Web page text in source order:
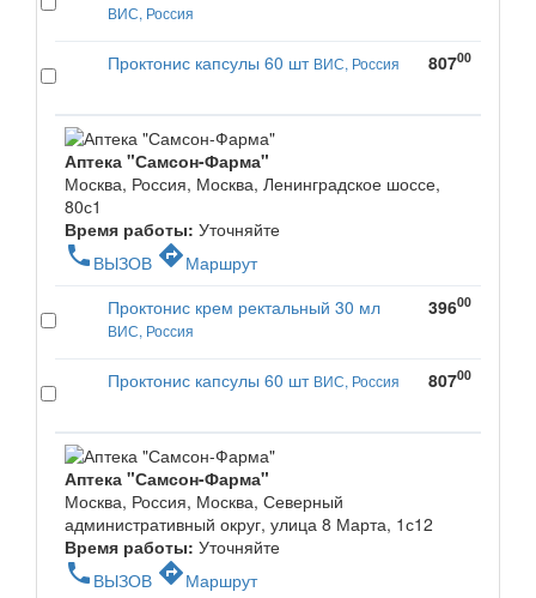
ВИС, Россия
Проктонис капсулы 60 шт ВИС, Россия 80700
Аптека "Самсон-Фарма"
Москва, Россия, Москва, Ленинградское шоссе,
80с1
Время работы: Уточняйте
phone ВЫЗОВ directionsМаршрут
Проктонис крем ректальный 30 мл
ВИС, Россия
39600
Проктонис капсулы 60 шт ВИС, Россия 80700
Аптека "Самсон-Фарма"
Москва, Россия, Москва, Северный
административный округ, улица 8 Марта, 1с12
Время работы: Уточняйте
phone ВЫЗОВ directionsМаршрут